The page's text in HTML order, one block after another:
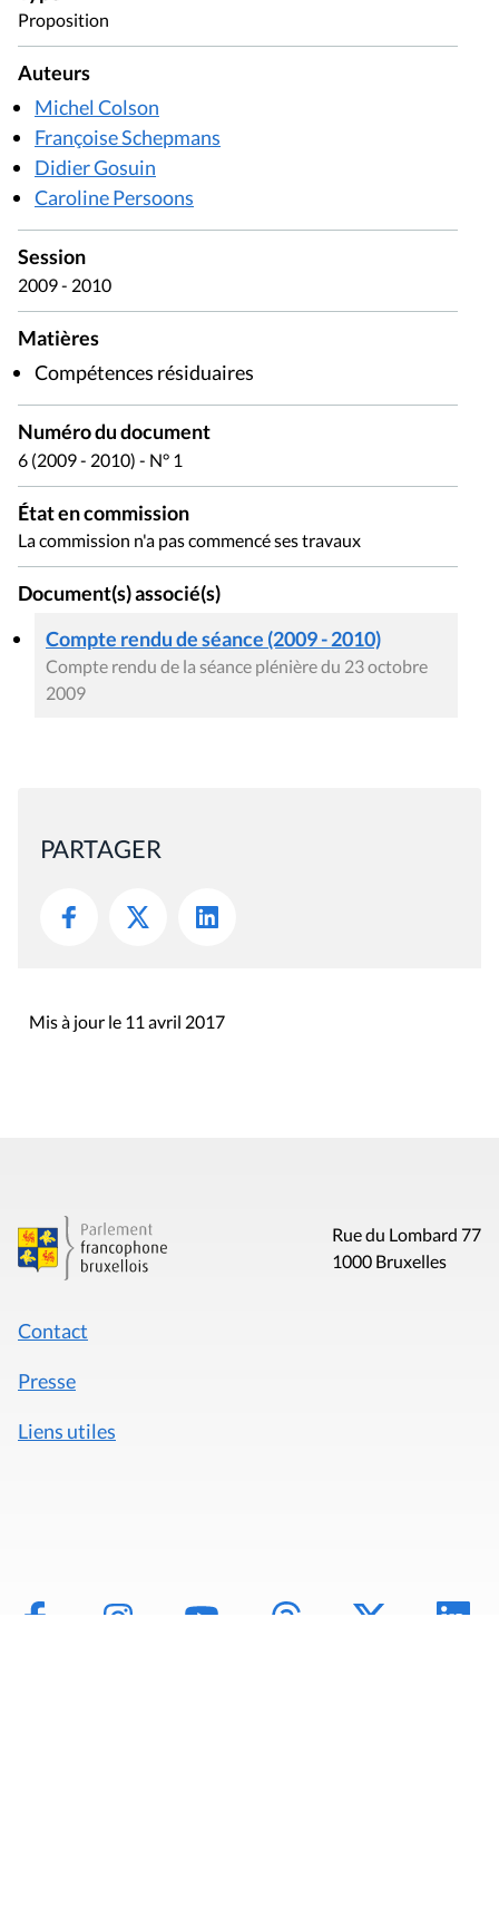
Proposition
Auteurs
Michel Colson
Françoise Schepmans
Didier Gosuin
Caroline Persoons
Session
2009 - 2010
Matières
Compétences résiduaires
Numéro du document
6 (2009 - 2010) - N° 1
État en commission
La commission n'a pas commencé ses travaux
Document(s) associé(s)
Compte rendu de séance (2009 - 2010)
Compte rendu de la séance plénière du 23 octobre
2009
PARTAGER
Mis à jour le 11 avril 2017
Rue du Lombard 77
1000 Bruxelles
Contact
Presse
Liens utiles